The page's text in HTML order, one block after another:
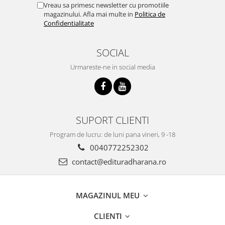
Vreau sa primesc newsletter cu promotiile
magazinului. Afla mai multe in Politica de
Confidentialitate
SOCIAL
Urmareste-ne in social media
SUPORT CLIENTI
Program de lucru: de luni pana vineri, 9 -18
0040772252302
contact@edituradharana.ro
MAGAZINUL MEU
CLIENTI